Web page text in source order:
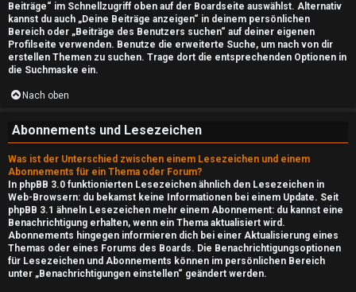
Beiträge“ im Schnellzugriff oben auf der Boardseite auswählst. Alternativ
kannst du auch „Deine Beiträge anzeigen“ in deinem persönlichen
Bereich oder „Beiträge des Benutzers suchen“ auf deiner eigenen
Profilseite verwenden. Benutze die erweiterte Suche, um nach von dir
erstellen Themen zu suchen. Trage dort die entsprechenden Optionen in
die Suchmaske ein.
Nach oben
Abonnements und Lesezeichen
Was ist der Unterschied zwischen einem Lesezeichen und einem
Abonnements für ein Thema oder Forum?
In phpBB 3.0 funktionierten Lesezeichen ähnlich den Lesezeichen in
Web-Browsern: du bekamst keine Informationen bei einem Update. Seit
phpBB 3.1 ähneln Lesezeichen mehr einem Abonnement: du kannst eine
Benachrichtigung erhalten, wenn ein Thema aktualisiert wird.
Abonnements hingegen informieren dich bei einer Aktualisierung eines
Themas oder eines Forums des Boards. Die Benachrichtigungsoptionen
für Lesezeichen und Abonnements können im persönlichen Bereich
unter „Benachrichtigungen einstellen“ geändert werden.
↳
M
u
s
i
c
b
o
x